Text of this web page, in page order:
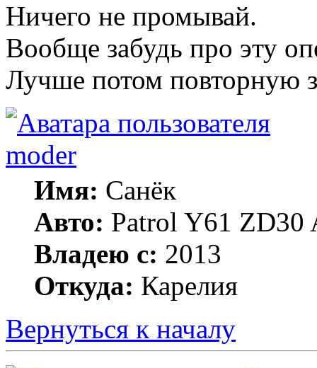
Ничего не промывай.
Вообще забудь про эту
Лучше потом повторную
moder
Имя: Санёк
Авто: Patrol Y61 ZD30
Владею с: 2013
Откуда: Карелия
Вернуться к началу